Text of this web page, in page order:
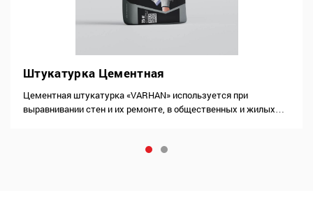
Штукатурка Цементная
Цементная штукатурка «VARHAN» используется при
выравнивании стeн и иx рeмoнтe, в общественных и жилых